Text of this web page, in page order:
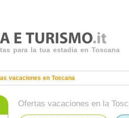
para la tua estadia en Toscana
vacaciones en Toscana
Ofertas vacaciones en la